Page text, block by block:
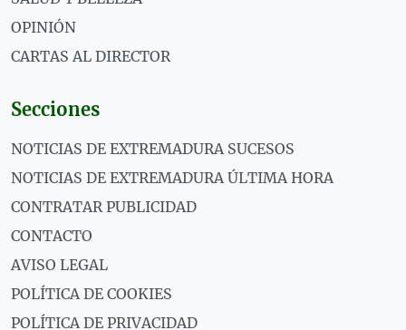
OPINIÓN
CARTAS AL DIRECTOR
Secciones
NOTICIAS DE EXTREMADURA SUCESOS
NOTICIAS DE EXTREMADURA ÚLTIMA HORA
CONTRATAR PUBLICIDAD
CONTACTO
AVISO LEGAL
POLÍTICA DE COOKIES
POLÍTICA DE PRIVACIDAD